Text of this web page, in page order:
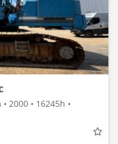
2000 • 16245h •